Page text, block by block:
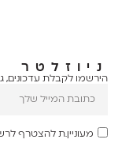
ניוזלטר
הירשמו לקבלת עדכונים,
מעוניין.ת להצטרף